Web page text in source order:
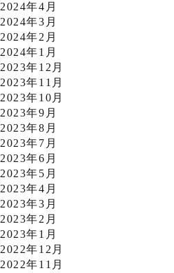
2024年4月
2024年3月
2024年2月
2024年1月
2023年12月
2023年11月
2023年10月
2023年9月
2023年8月
2023年7月
2023年6月
2023年5月
2023年4月
2023年3月
2023年2月
2023年1月
2022年12月
2022年11月